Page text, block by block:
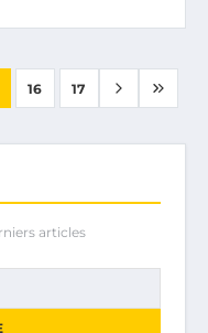
16 17
articles